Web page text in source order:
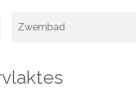
Zwembad